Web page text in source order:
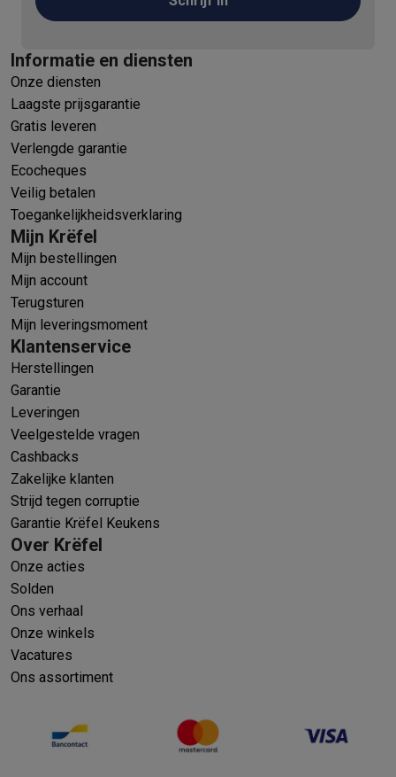
Informatie en diensten
Onze diensten
Laagste prijsgarantie
Gratis leveren
Verlengde garantie
Ecocheques
Veilig betalen
Toegankelijkheidsverklaring
Mijn Krëfel
Mijn bestellingen
Mijn account
Terugsturen
Mijn leveringsmoment
Klantenservice
Herstellingen
Garantie
Leveringen
Veelgestelde vragen
Cashbacks
Zakelijke klanten
Strijd tegen corruptie
Garantie Krëfel Keukens
Over Krëfel
Onze acties
Solden
Ons verhaal
Onze winkels
Vacatures
Ons assortiment